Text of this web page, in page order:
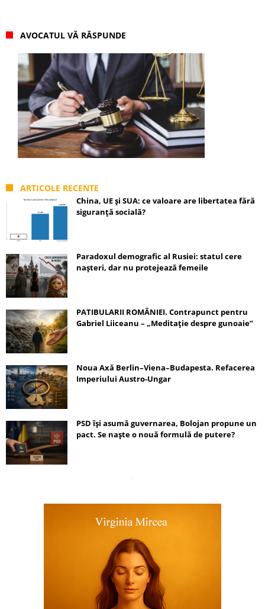
AVOCATUL VĂ RĂSPUNDE
ARTICOLE RECENTE
China, UE și SUA: ce valoare are libertatea fără
siguranță socială?
Paradoxul demografic al Rusiei: statul cere
nașteri, dar nu protejează femeile
PATIBULARII ROMÂNIEI. Contrapunct pentru
Gabriel Liiceanu – „Meditație despre gunoaie”
Noua Axă Berlin–Viena–Budapesta. Refacerea
Imperiului Austro-Ungar
PSD își asumă guvernarea, Bolojan propune un
pact. Se naște o nouă formulă de putere?